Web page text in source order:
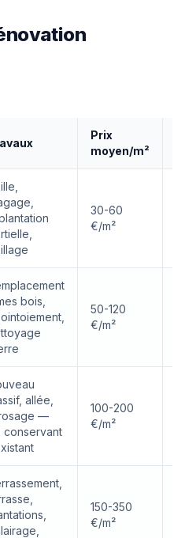
Prix
moyen/m²
30-60
€/m²
bois,
50-120
€/m²
allée,
—
conservant
100-200
€/m²
150-350
€/m²